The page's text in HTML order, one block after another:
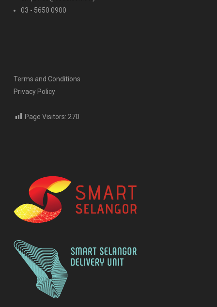
03 - 5650 0900
Terms and Conditions
Privacy Policy
Page Visitors: 270